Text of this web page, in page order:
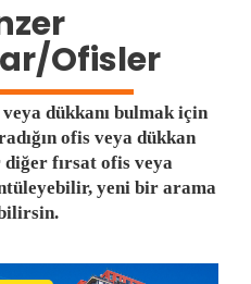
Ofisler
dükkanı bulmak için
ofis veya dükkan
fırsat ofis veya
yeni bir arama